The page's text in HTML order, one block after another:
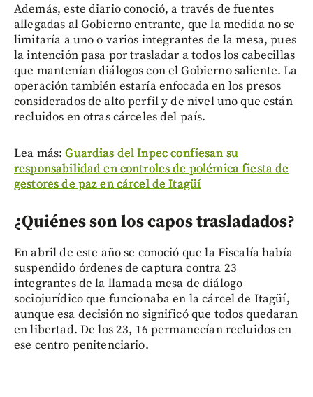
Además, este diario conoció, a través de fuentes
allegadas al Gobierno entrante, que la medida no se
limitaría a uno o varios integrantes de la mesa, pues
la intención pasa por trasladar a todos los cabecillas
que mantenían diálogos con el Gobierno saliente. La
operación también estaría enfocada en los presos
considerados de alto perfil y de nivel uno que están
recluidos en otras cárceles del país.
Lea más:Guardias del Inpec confiesan su
responsabilidad en controles de polémica fiesta de
gestores de paz en cárcel de Itagüí
¿Quiénes son los capos trasladados?
En abril de este año se conoció que la Fiscalía había
suspendido órdenes de captura contra 23
integrantes de la llamada mesa de diálogo
sociojurídico que funcionaba en la cárcel de Itagüí,
aunque esa decisión no significó que todos quedaran
en libertad. De los 23, 16 permanecían recluidos en
ese centro penitenciario.